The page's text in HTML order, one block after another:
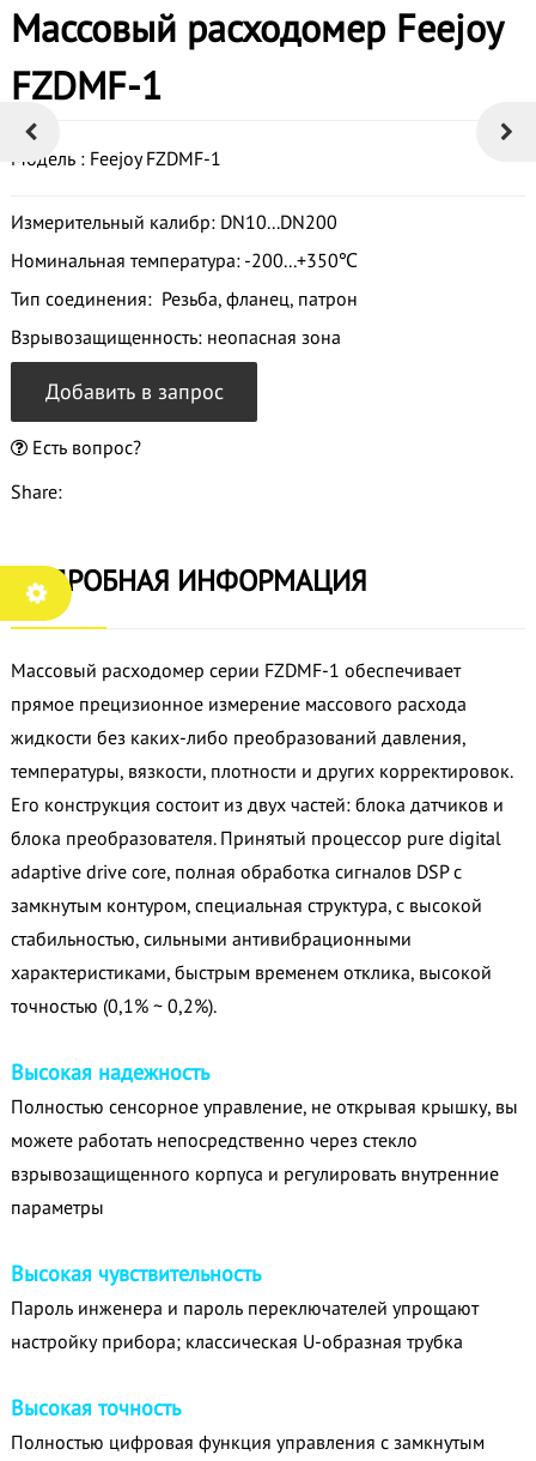
Массовый расходомер Feejoy
FZDMF-1
Модель : Feejoy FZDMF-1
Измерительный калибр: DN10...DN200
Номинальная температура: -200...+350℃
Тип соединения: Резьба, фланец, патрон
Взрывозащищенность: неопасная зона
Добавить в запрос
Есть вопрос?
Share:
ПОДРОБНАЯ ИНФОРМАЦИЯ
Массовый расходомер серии FZDMF-1 обеспечивает
прямое прецизионное измерение массового расхода
жидкости без каких-либо преобразований давления,
температуры, вязкости, плотности и других корректировок.
Его конструкция состоит из двух частей: блока датчиков и
блока преобразователя. Принятый процессор pure digital
adaptive drive core, полная обработка сигналов DSP с
замкнутым контуром, специальная структура, с высокой
стабильностью, сильными антивибрационными
характеристиками, быстрым временем отклика, высокой
точностью (0,1% ~ 0,2%).
Высокая надежность
Полностью сенсорное управление, не открывая крышку, вы
можете работать непосредственно через стекло
взрывозащищенного корпуса и регулировать внутренние
параметры
Высокая чувствительность
Пароль инженера и пароль переключателей упрощают
настройку прибора; классическая U-образная трубка
Высокая точность
Полностью цифровая функция управления с замкнутым